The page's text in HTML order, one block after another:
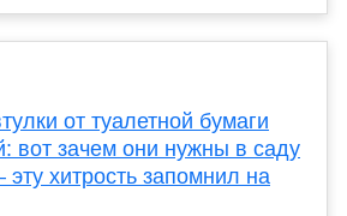
от туалетной бумаги
вот зачем они нужны в саду
хитрость запомнил на